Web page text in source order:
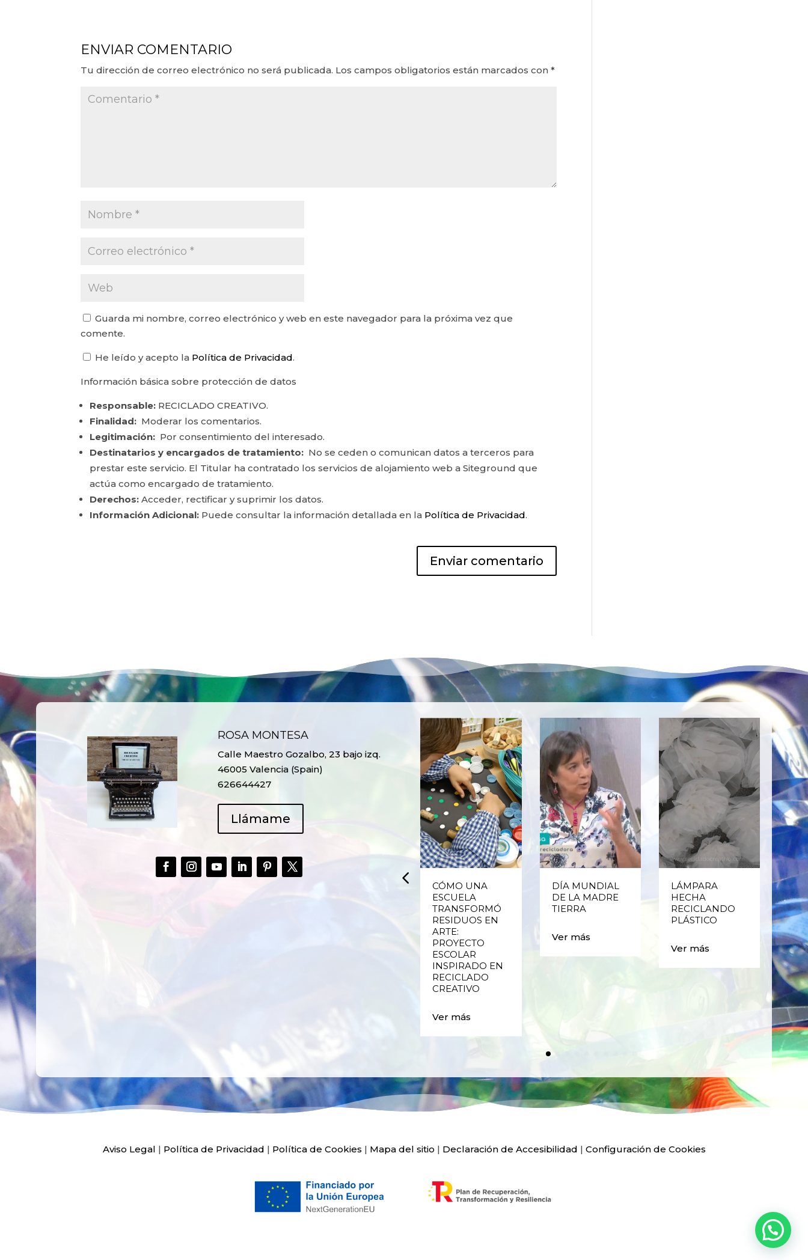
ENVIAR COMENTARIO
Tu dirección de correo electrónico no será publicada. Los campos obligatorios están marcados con*
Guarda mi nombre, correo electrónico y web en este navegador para la próxima vez que
comente.
He leído y acepto la Política de Privacidad.
Información básica sobre protección de datos
Responsable: RECICLADO CREATIVO.
Finalidad: Moderar los comentarios.
Legitimación: Por consentimiento del interesado.
Destinatarios y encargados de tratamiento: No se ceden o comunican datos a terceros para
prestar este servicio. El Titular ha contratado los servicios de alojamiento web a Siteground que
actúa como encargado de tratamiento.
Derechos: Acceder, rectificar y suprimir los datos.
Información Adicional: Puede consultar la información detallada en la Política de Privacidad.
ROSA MONTESA
Calle Maestro Gozalbo, 23 bajo izq.
46005 Valencia (Spain)
626644427
Llámame
RECICLADO EN
CÓMO UNA
ESCUELA
TRANSFORMÓ
RESIDUOS EN
ARTE:
PROYECTO
ESCOLAR
INSPIRADO EN
RECICLADO
CREATIVO
Ver más
DÍA MUNDIAL
DE LA MADRE
TIERRA
Ver más
LÁMPARA
HECHA
RECICLANDO
PLÁSTICO
Ver más
Aviso Legal | Política de Privacidad | Política de Cookies | Mapa del sitio | Declaración de Accesibilidad | Configuración de Cookies